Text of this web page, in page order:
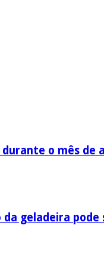
o mês de
da geladeira